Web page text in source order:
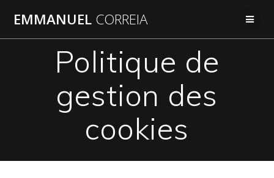
au
EMMANUEL CORREIA
Politique de
gestion des
cookies